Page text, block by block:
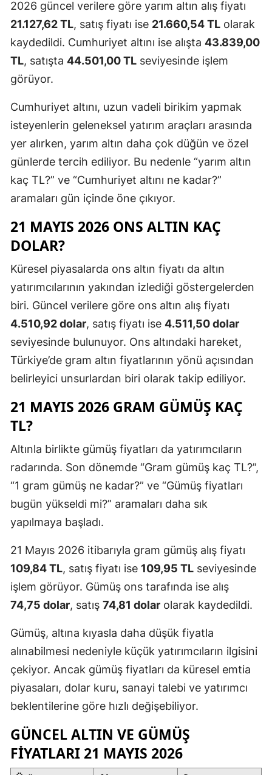
2026 güncel verilere göre yarım altın alış fiyatı
21.127,62 TL, satış fiyatı ise 21.660,54 TL olarak
kaydedildi. Cumhuriyet altını ise alışta 43.839,00
TL, satışta 44.501,00 TL seviyesinde işlem
görüyor.
Cumhuriyet altını, uzun vadeli birikim yapmak
isteyenlerin geleneksel yatırım araçları arasında
yer alırken, yarım altın daha çok düğün ve özel
günlerde tercih ediliyor. Bu nedenle “yarım altın
kaç TL?” ve “Cumhuriyet altını ne kadar?”
aramaları gün içinde öne çıkıyor.
21 MAYIS 2026 ONS ALTIN KAÇ
DOLAR?
Küresel piyasalarda ons altın fiyatı da altın
yatırımcılarının yakından izlediği göstergelerden
biri. Güncel verilere göre ons altın alış fiyatı
4.510,92 dolar, satış fiyatı ise 4.511,50 dolar
seviyesinde bulunuyor. Ons altındaki hareket,
Türkiye’de gram altın fiyatlarının yönü açısından
belirleyici unsurlardan biri olarak takip ediliyor.
21 MAYIS 2026 GRAM GÜMÜŞ KAÇ
TL?
Altınla birlikte gümüş fiyatları da yatırımcıların
radarında. Son dönemde “Gram gümüş kaç TL?”,
“1 gram gümüş ne kadar?” ve “Gümüş fiyatları
bugün yükseldi mi?” aramaları daha sık
yapılmaya başladı.
21 Mayıs 2026 itibarıyla gram gümüş alış fiyatı
109,84 TL, satış fiyatı ise 109,95 TL seviyesinde
işlem görüyor. Gümüş ons tarafında ise alış
74,75 dolar, satış 74,81 dolar olarak kaydedildi.
Gümüş, altına kıyasla daha düşük fiyatla
alınabilmesi nedeniyle küçük yatırımcıların ilgisini
çekiyor. Ancak gümüş fiyatları da küresel emtia
piyasaları, dolar kuru, sanayi talebi ve yatırımcı
beklentilerine göre hızlı değişebiliyor.
GÜNCEL ALTIN VE GÜMÜŞ
FIYATLARI 21 MAYIS 2026